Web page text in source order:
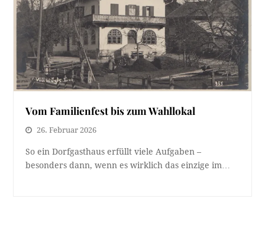
Der Rechenhof hat eine lange und landesfürstliche
Geschichte: Seit 1363 ist die Existenz des Gebäudes…
Vom Familienfest bis zum Wahllokal
26. Februar 2026
So ein Dorfgasthaus erfüllt viele Aufgaben –
besonders dann, wenn es wirklich das einzige im…